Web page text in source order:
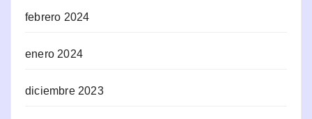
febrero 2024
enero 2024
diciembre 2023